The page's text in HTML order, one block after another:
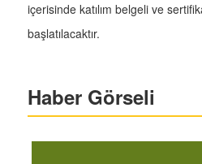
içerisinde katılım belgeli ve
başlatılacaktır.
Haber Görseli